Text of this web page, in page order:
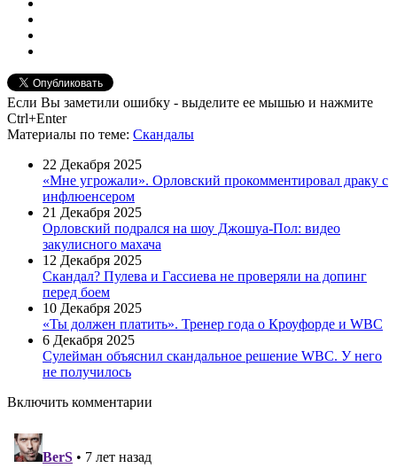
Если Вы заметили ошибку - выделите ее мышью и нажмите
Ctrl+Enter
Материалы по теме: Скандалы
22 Декабря 2025
«Мне угрожали». Орловский прокомментировал драку с
инфлюенсером
21 Декабря 2025
Орловский подрался на шоу Джошуа-Пол: видео
закулисного махача
12 Декабря 2025
Скандал? Пулева и Гассиева не проверяли на допинг
перед боем
10 Декабря 2025
«Ты должен платить». Тренер года о Кроуфорде и WBC
6 Декабря 2025
Сулейман объяснил скандальное решение WBC. У него
не получилось
Включить комментарии